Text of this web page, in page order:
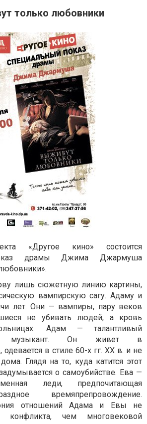
только любовники
«Другое кино» состоится
драмы Джима Джармуша
лишь сюжетную линию картины,
вампирскую сагу. Адаму и
лет. Они — вампиры, пару веков
не убивать людей, а кровь
Адам — талантливый
музыкант. Он живет в
, одевается в стиле 60-х гг. XX в. и не
Глядя на то, куда катится этот
о самоубийстве. Ева —
леди, предпочитающая
времяпрепровождение.
отношений Адама и Евы не
конфликта, чем многовековой